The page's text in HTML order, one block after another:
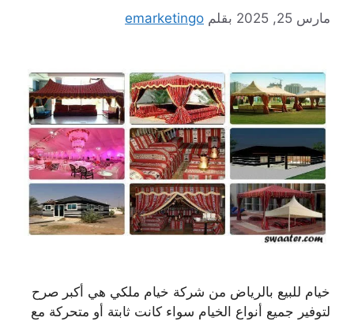
مارس 25, 2025 بقلم emarketingo
خيام للبيع بالرياض من شركة خيام ملكي هي أكبر صرح
لتوفير جميع أنواع الخيام سواء كانت ثابتة أو متحركة مع